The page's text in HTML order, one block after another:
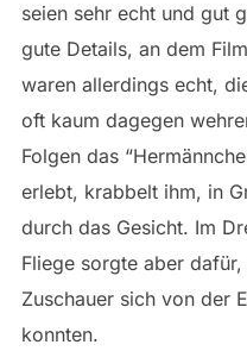
seien sehr echt und gut
gute Details, an dem
waren allerdings echt,
oft kaum dagegen
Folgen das
erlebt, krabbelt ihm, in
durch das Gesicht. Im
Fliege sorgte aber
Zuschauer sich von der
konnten.